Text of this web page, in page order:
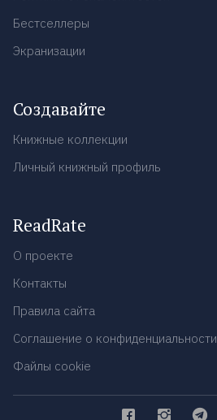
Бестселлеры
Экранизации
Создавайте
Книжные коллекции
Личный книжный профиль
ReadRate
О проекте
Контакты
Правила сайта
Соглашение о конфиденциальности
Файлы cookie